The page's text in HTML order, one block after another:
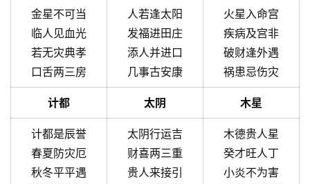
金星不可当
临人见血光
若无灾典孝
口舌两三房
人若逢太阳
发福进田庄
添人并进口
几事古安康
火星入命宫
疾病及宫非
破财逢外遇
祸患忌伤灾
计都 太阴 木星
计都是辰誉
春夏防灾厄
秋冬平平遇
太阴行运吉
财喜两三重
贵人来接引
木德贵人星
癸才旺人丁
小炎不为害